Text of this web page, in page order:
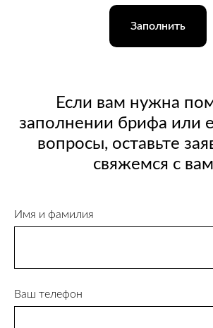
Заполнить
Если вам нужна
заполнении брифа или
вопросы, оставьте
свяжемся с
Имя и фамилия
Ваш телефон